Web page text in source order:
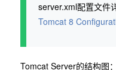
server.xml配置文件
Tomcat 8
Tomcat Server的结构图：